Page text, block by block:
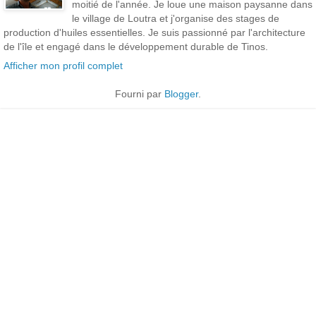
moitié de l'année. Je loue une maison paysanne dans
le village de Loutra et j'organise des stages de
production d'huiles essentielles. Je suis passionné par l'architecture
de l'île et engagé dans le développement durable de Tinos.
Afficher mon profil complet
Fourni par Blogger.